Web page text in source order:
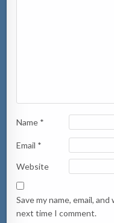
Name *
Email *
Website
Save my name, email,
next time I comment.